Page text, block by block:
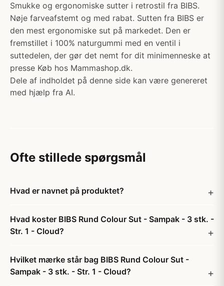
Smukke og ergonomiske sutter i retrostil fra BIBS.
Nøje farveafstemt og med rabat. Sutten fra BIBS er
den mest ergonomiske sut på markedet. Den er
fremstillet i 100% naturgummi med en ventil i
suttedelen, der gør det nemt for dit minimenneske at
presse Køb hos Mammashop.dk.
Dele af indholdet på denne side kan være genereret
med hjælp fra AI.
Ofte stillede spørgsmål
Hvad er navnet på produktet?
Hvad koster BIBS Rund Colour Sut - Sampak - 3 stk. -
Str. 1 - Cloud?
Hvilket mærke står bag BIBS Rund Colour Sut -
Sampak - 3 stk. - Str. 1 - Cloud?